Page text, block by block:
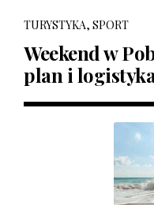
TURYSTYKA, SPORT
Weekend w
plan i logistyka